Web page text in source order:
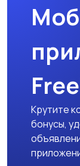
Крутите
бонусы,